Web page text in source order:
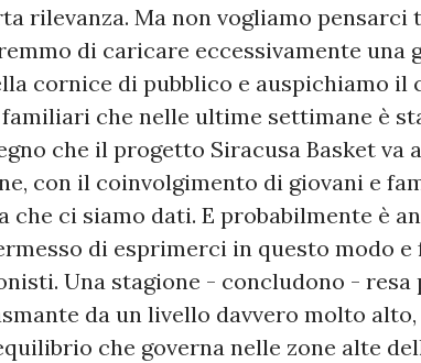
rilevanza. Ma non vogliamo
di caricare eccessivamente una
cornice di pubblico e auspichiamo il
che nelle ultime settimane è
che il progetto Siracusa Basket va
con il coinvolgimento di giovani e
che ci siamo dati. E probabilmente è
di esprimerci in questo modo
Una stagione - concludono -
da un livello davvero molto
che governa nelle zone alte